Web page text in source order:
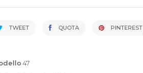
TWEET QUOTA PINTEREST
47